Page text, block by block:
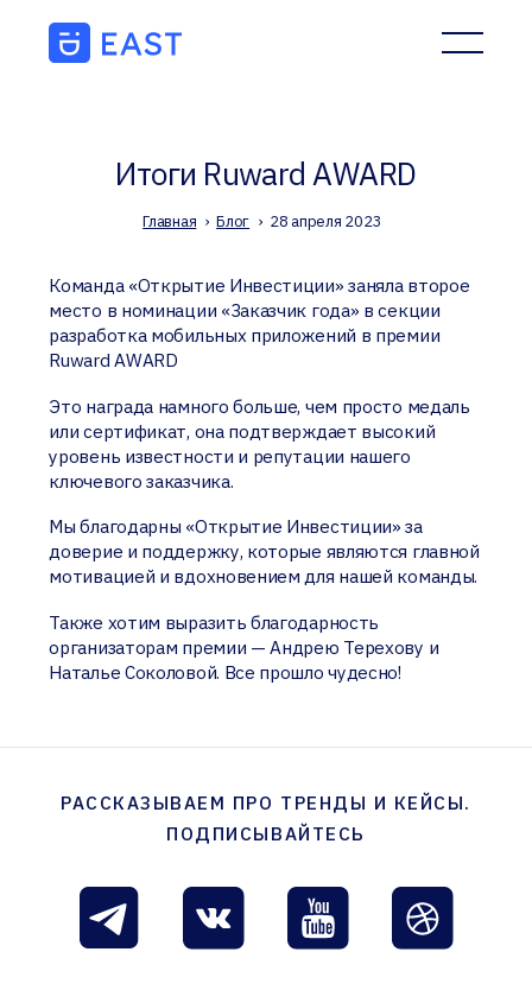
Итоги Ruward AWARD
Главная › Блог › 28 апреля 2023
Команда «Открытие Инвестиции» заняла второе
место в номинации «Заказчик года» в секции
разработка мобильных приложений в премии
Ruward AWARD
Это награда намного больше, чем просто медаль
или сертификат, она подтверждает высокий
уровень известности и репутации нашего
ключевого заказчика.
Мы благодарны «Открытие Инвестиции» за
доверие и поддержку, которые являются главной
мотивацией и вдохновением для нашей команды.
Также хотим выразить благодарность
организаторам премии — Андрею Терехову и
Наталье Соколовой. Все прошло чудесно!
РАССКАЗЫВАЕМ ПРО ТРЕНДЫ И КЕЙСЫ.
ПОДПИСЫВАЙТЕСЬ